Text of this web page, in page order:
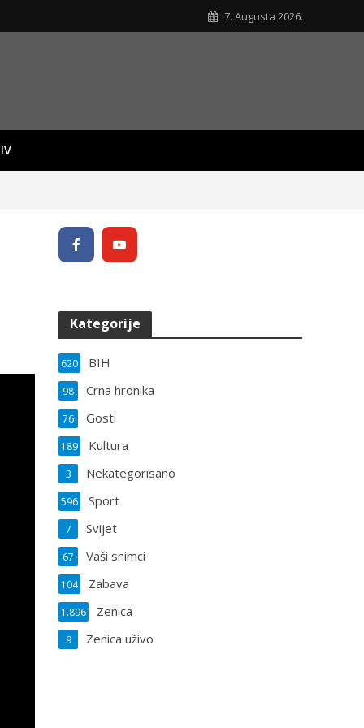
7. Augusta 2026.
Kategorije
BIH
620
Crna hronika
98
Gosti
76
Kultura
189
Nekategorisano
3
Sport
596
Svijet
7
Vaši snimci
67
Zabava
104
Zenica
1.896
Zenica uživo
9